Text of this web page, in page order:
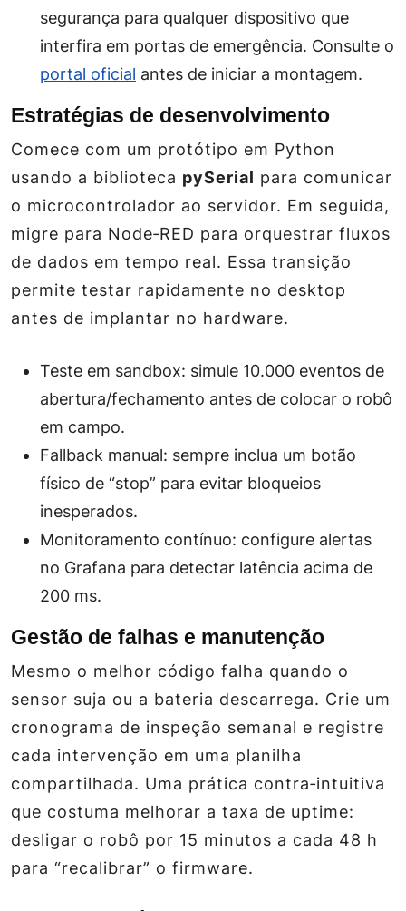
segurança para qualquer dispositivo que
interfira em portas de emergência. Consulte o
portal oficial antes de iniciar a montagem.
Estratégias de desenvolvimento
Comece com um protótipo em Python
usando a biblioteca pySerial para comunicar
o microcontrolador ao servidor. Em seguida,
migre para Node‑RED para orquestrar fluxos
de dados em tempo real. Essa transição
permite testar rapidamente no desktop
antes de implantar no hardware.
Teste em sandbox: simule 10.000 eventos de
abertura/fechamento antes de colocar o robô
em campo.
Fallback manual: sempre inclua um botão
físico de “stop” para evitar bloqueios
inesperados.
Monitoramento contínuo: configure alertas
no Grafana para detectar latência acima de
200 ms.
Gestão de falhas e manutenção
Mesmo o melhor código falha quando o
sensor suja ou a bateria descarrega. Crie um
cronograma de inspeção semanal e registre
cada intervenção em uma planilha
compartilhada. Uma prática contra‑intuitiva
que costuma melhorar a taxa de uptime:
desligar o robô por 15 minutos a cada 48 h
para “recalibrar” o firmware.